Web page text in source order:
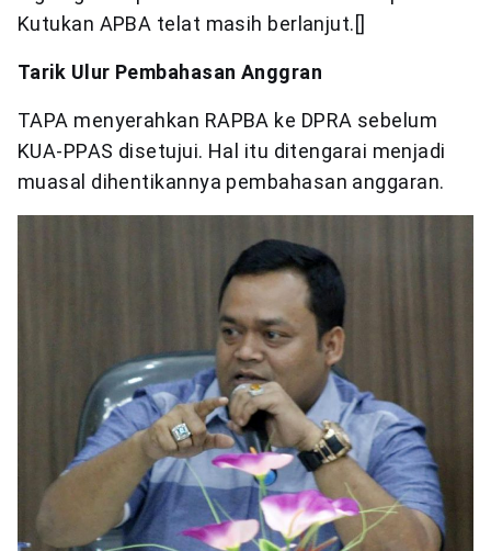
Kutukan APBA telat masih berlanjut.[]
Tarik Ulur Pembahasan Anggran
TAPA menyerahkan RAPBA ke DPRA sebelum
KUA-PPAS disetujui. Hal itu ditengarai menjadi
muasal dihentikannya pembahasan anggaran.